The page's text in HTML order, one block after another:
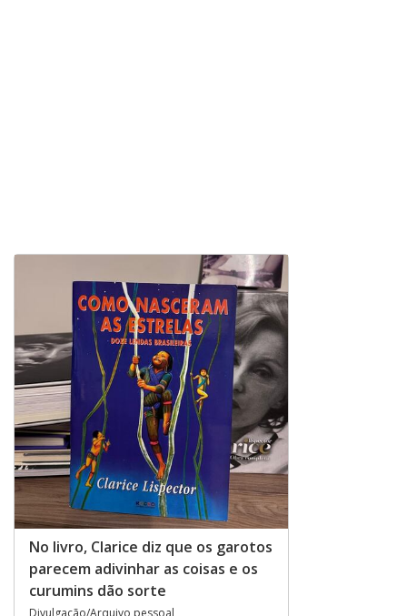
No livro, Clarice diz que os garotos
parecem adivinhar as coisas e os
curumins dão sorte